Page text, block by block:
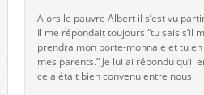
Alors le pauvre Albert il s’est vu
Il me répondait toujours “tu sais s’il
prendra mon porte-monnaie et tu
mes parents.” Je lui ai répondu qu’il
cela était bien convenu entre nous.